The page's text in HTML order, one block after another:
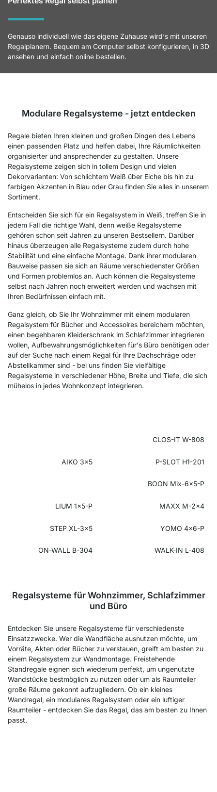
Genauso individuell wie das eigene Zuhause wird‘s mit unseren
Regalplanern. Bequem am Computer selbst konfigurieren, in 3D
ansehen und einfach online bestellen.
Modulare Regalsysteme - jetzt entdecken
Regale bieten Ihren kleinen und großen Dingen des Lebens
einen passenden Platz und helfen dabei, Ihre Räumlichkeiten
organisierter und ansprechender zu gestalten. Unsere
Regalsysteme zeigen sich in tollem Design und vielen
Dekorvarianten: Von schlichtem Weiß über Eiche bis hin zu
farbigen Akzenten in Blau oder Grau finden Sie alles in unserem
Sortiment.
Entscheiden Sie sich für ein Regalsystem in Weiß, treffen Sie in
jedem Fall die richtige Wahl, denn weiße Regalsysteme
gehören schon seit Jahren zu unseren Bestsellern. Darüber
hinaus überzeugen alle Regalsysteme zudem durch hohe
Stabilität und eine einfache Montage. Dank ihrer modularen
Bauweise passen sie sich an Räume verschiedenster Größen
und Formen problemlos an. Auch können die Regalsysteme
selbst nach Jahren noch erweitert werden und wachsen mit
Ihren Bedürfnissen einfach mit.
Ganz gleich, ob Sie Ihr Wohnzimmer mit einem modularen
Regalsystem für Bücher und Accessoires bereichern möchten,
einen begehbaren Kleiderschrank im Schlafzimmer integrieren
wollen, Aufbewahrungsmöglichkeiten für's Büro benötigen oder
auf der Suche nach einem Regal für Ihre Dachschräge oder
Abstellkammer sind - bei uns finden Sie vielfältige
Regalsysteme in verschiedener Höhe, Breite und Tiefe, die sich
mühelos in jedes Wohnkonzept integrieren.
CLOS-IT W-808
AIKO 3x5 P-SLOT H1-201
BOON Mix-6x5-P
LIUM 1x5-P MAXX M-2x4
STEP XL-3x5 YOMO 4x6-P
ON-WALL B-304 WALK-IN L-408
Regalsysteme für Wohnzimmer, Schlafzimmer
und Büro
Entdecken Sie unsere Regalsysteme für verschiedenste
Einsatzzwecke. Wer die Wandfläche ausnutzen möchte, um
Vorräte, Akten oder Bücher zu verstauen, greift am besten zu
einem Regalsystem zur Wandmontage. Freistehende
Standregale eignen sich wiederum perfekt, um ungenutzte
Wandstücke bestmöglich zu nutzen oder um als Raumteiler
große Räume gekonnt aufzugliedern. Ob ein kleines
Wandregal, ein modulares Regalsystem oder ein luftiger
Raumteiler - entdecken Sie das Regal, das am besten zu Ihnen
passt.